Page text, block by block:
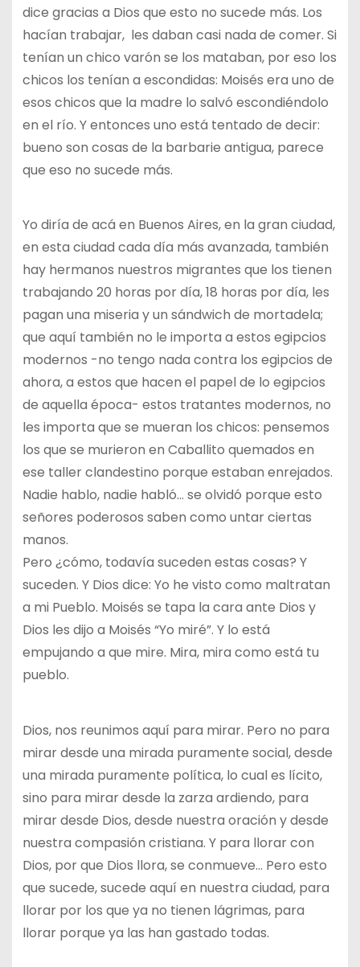
dice gracias a Dios que esto no sucede más. Los
hacían trabajar, les daban casi nada de comer. Si
tenían un chico varón se los mataban, por eso los
chicos los tenían a escondidas: Moisés era uno de
esos chicos que la madre lo salvó escondiéndolo
en el río. Y entonces uno está tentado de decir:
bueno son cosas de la barbarie antigua, parece
que eso no sucede más.
Yo diría de acá en Buenos Aires, en la gran ciudad,
en esta ciudad cada día más avanzada, también
hay hermanos nuestros migrantes que los tienen
trabajando 20 horas por día, 18 horas por día, les
pagan una miseria y un sándwich de mortadela;
que aquí también no le importa a estos egipcios
modernos -no tengo nada contra los egipcios de
ahora, a estos que hacen el papel de lo egipcios
de aquella época- estos tratantes modernos, no
les importa que se mueran los chicos: pensemos
los que se murieron en Caballito quemados en
ese taller clandestino porque estaban enrejados.
Nadie hablo, nadie habló… se olvidó porque esto
señores poderosos saben como untar ciertas
manos.
Pero ¿cómo, todavía suceden estas cosas? Y
suceden. Y Dios dice: Yo he visto como maltratan
a mi Pueblo. Moisés se tapa la cara ante Dios y
Dios les dijo a Moisés “Yo miré”. Y lo está
empujando a que mire. Mira, mira como está tu
pueblo.
Dios, nos reunimos aquí para mirar. Pero no para
mirar desde una mirada puramente social, desde
una mirada puramente política, lo cual es lícito,
sino para mirar desde la zarza ardiendo, para
mirar desde Dios, desde nuestra oración y desde
nuestra compasión cristiana. Y para llorar con
Dios, por que Dios llora, se conmueve… Pero esto
que sucede, sucede aquí en nuestra ciudad, para
llorar por los que ya no tienen lágrimas, para
llorar porque ya las han gastado todas.